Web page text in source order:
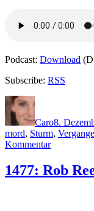
Podcast: Download
Subscribe: RSS
Autor
Caro8.
mord, Sturm,
Kommentarzu
Carola
Dunn
1477: Rob